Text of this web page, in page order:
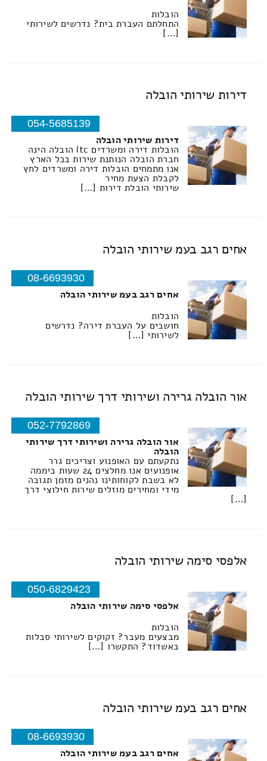
הובלות
התחלתם העברת בית? נדרשים לשירותי
[…]
דירות שירותי הובלה
054-5685139
דירות שירותי הובלה
הובלות דירה ומשרדים ltc הובלה הינה
חברת הובלה הנותנת שירות בכל הארץ
אנו מתמחים הובלות דירה ומשרדים לחץ
לקבלת הצעת מחיר
שירותי הובלת דירות […]
אחים רגב בעמ שירותי הובלה
08-6693930
אחים רגב בעמ שירותי הובלה
הובלות
חושבים על העברת דירה? נדרשים
לשירותי […]
אור הובלה גרירה ושירותי דרך שירותי הובלה
052-7792869
אור הובלה גרירה ושירותי דרך שירותי
הובלה
נתקעתם עם האופנוע וצריכים גרר
אופנועים אנו מחלצים 24 שעות ביממה
לא בשבת לקוחותינו נהנים מזמן תגובה
מידי ומחירים מוזלים שירות חילוצי דרך
[…]
אלפסי סימה שירותי הובלה
050-6829423
אלפסי סימה שירותי הובלה
הובלות
מבצעים מעבר? זקוקים לשירותי סבלות
באשדוד? התקשרו […]
אחים רגב בעמ שירותי הובלה
08-6693930
אחים רגב בעמ שירותי הובלה